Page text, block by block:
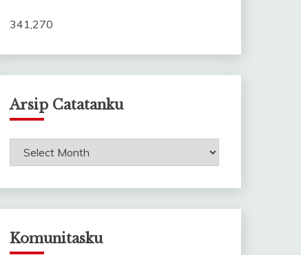
341,270
Arsip Catatanku
Arsip
Komunitasku